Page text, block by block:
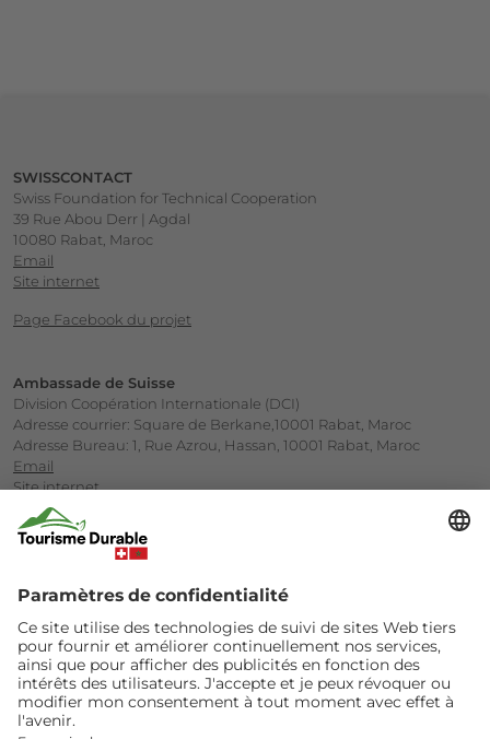
SWISSCONTACT
Swiss Foundation for Technical Cooperation
39 Rue Abou Derr | Agdal
10080 Rabat, Maroc
Email
Site internet
Page Facebook du projet
Ambassade de Suisse
Division Coopération Internationale (DCI)
Adresse courrier: Square de Berkane,10001 Rabat, Maroc
Adresse Bureau: 1, Rue Azrou, Hassan, 10001 Rabat, Maroc
Email
Site internet
Société Marocaine d’Ingénierie Touristique (SMIT)
Avenue Annakhil, Centre d’Affaires Hay Riad, Rabat
Site internet